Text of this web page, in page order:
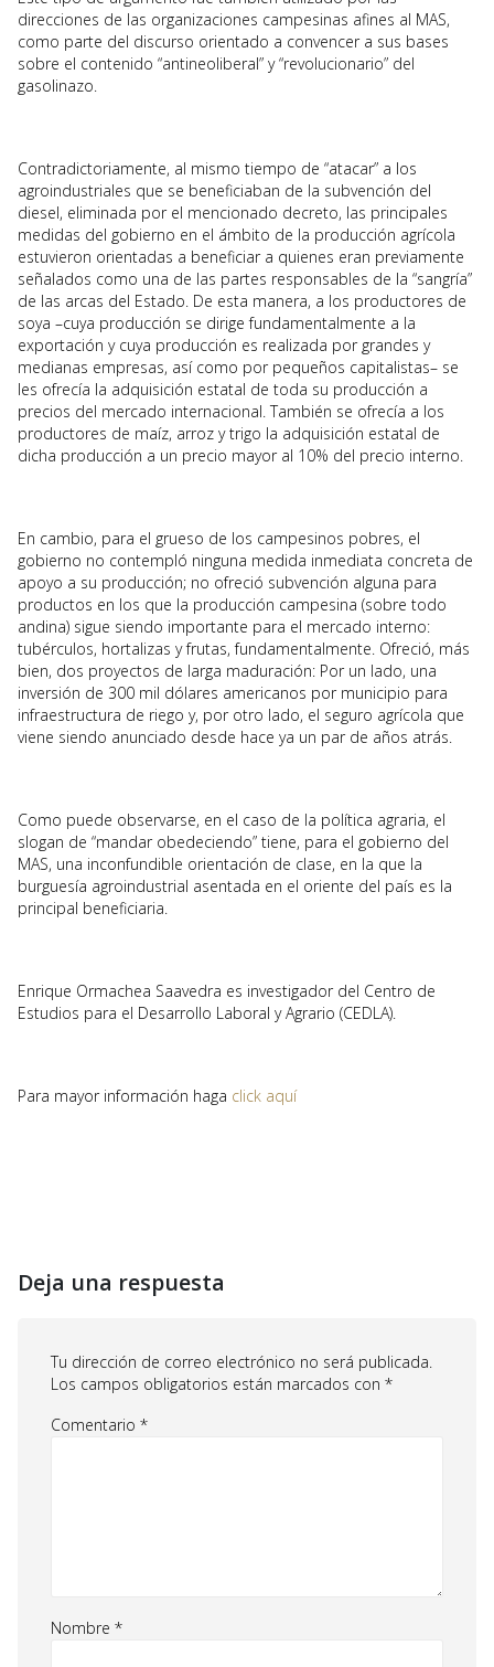
direcciones de las organizaciones campesinas afines al MAS,
como parte del discurso orientado a convencer a sus bases
sobre el contenido “antineoliberal” y “revolucionario” del
gasolinazo.
Contradictoriamente, al mismo tiempo de “atacar” a los
agroindustriales que se beneficiaban de la subvención del
diesel, eliminada por el mencionado decreto, las principales
medidas del gobierno en el ámbito de la producción agrícola
estuvieron orientadas a beneficiar a quienes eran previamente
señalados como una de las partes responsables de la “sangría”
de las arcas del Estado. De esta manera, a los productores de
soya –cuya producción se dirige fundamentalmente a la
exportación y cuya producción es realizada por grandes y
medianas empresas, así como por pequeños capitalistas– se
les ofrecía la adquisición estatal de toda su producción a
precios del mercado internacional. También se ofrecía a los
productores de maíz, arroz y trigo la adquisición estatal de
dicha producción a un precio mayor al 10% del precio interno.
En cambio, para el grueso de los campesinos pobres, el
gobierno no contempló ninguna medida inmediata concreta de
apoyo a su producción; no ofreció subvención alguna para
productos en los que la producción campesina (sobre todo
andina) sigue siendo importante para el mercado interno:
tubérculos, hortalizas y frutas, fundamentalmente. Ofreció, más
bien, dos proyectos de larga maduración: Por un lado, una
inversión de 300 mil dólares americanos por municipio para
infraestructura de riego y, por otro lado, el seguro agrícola que
viene siendo anunciado desde hace ya un par de años atrás.
Como puede observarse, en el caso de la política agraria, el
slogan de “mandar obedeciendo” tiene, para el gobierno del
MAS, una inconfundible orientación de clase, en la que la
burguesía agroindustrial asentada en el oriente del país es la
principal beneficiaria.
Enrique Ormachea Saavedra es investigador del Centro de
Estudios para el Desarrollo Laboral y Agrario (CEDLA).
Para mayor información haga click aquí
Deja una respuesta
Tu dirección de correo electrónico no será publicada.
Los campos obligatorios están marcados con *
Comentario *
Nombre *